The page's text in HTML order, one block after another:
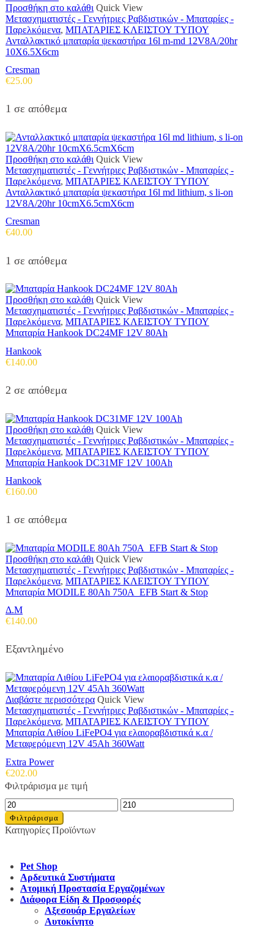
Προσθήκη στο καλάθι Quick View
Μετασχηματιστές - Γεννήτριες Ραβδιστικών - Μπαταρίες -
Παρελκόμενα, ΜΠΑΤΑΡΙΕΣ ΚΛΕΙΣΤΟΥ ΤΥΠΟΥ
Ανταλλακτικό μπαταρία ψεκαστήρα 16l m-md 12V8A/20hr
10X6.5X6cm
Cresman
€25.00
1 σε απόθεμα
Προσθήκη στο καλάθι Quick View
Μετασχηματιστές - Γεννήτριες Ραβδιστικών - Μπαταρίες -
Παρελκόμενα, ΜΠΑΤΑΡΙΕΣ ΚΛΕΙΣΤΟΥ ΤΥΠΟΥ
Ανταλλακτικό μπαταρία ψεκαστήρα 16l md lithium, s li-on
12V8A/20hr 10cmX6.5cmX6cm
Cresman
€40.00
1 σε απόθεμα
Προσθήκη στο καλάθι Quick View
Μετασχηματιστές - Γεννήτριες Ραβδιστικών - Μπαταρίες -
Παρελκόμενα, ΜΠΑΤΑΡΙΕΣ ΚΛΕΙΣΤΟΥ ΤΥΠΟΥ
Μπαταρία Hankook DC24MF 12V 80Ah
Hankook
€140.00
2 σε απόθεμα
Προσθήκη στο καλάθι Quick View
Μετασχηματιστές - Γεννήτριες Ραβδιστικών - Μπαταρίες -
Παρελκόμενα, ΜΠΑΤΑΡΙΕΣ ΚΛΕΙΣΤΟΥ ΤΥΠΟΥ
Μπαταρία Hankook DC31MF 12V 100Ah
Hankook
€160.00
1 σε απόθεμα
Προσθήκη στο καλάθι Quick View
Μετασχηματιστές - Γεννήτριες Ραβδιστικών - Μπαταρίες -
Παρελκόμενα, ΜΠΑΤΑΡΙΕΣ ΚΛΕΙΣΤΟΥ ΤΥΠΟΥ
Μπαταρία MODILE 80Ah 750A EFB Start & Stop
Δ.Μ
€140.00
Εξαντλημένο
Διαβάστε περισσότερα Quick View
Μετασχηματιστές - Γεννήτριες Ραβδιστικών - Μπαταρίες -
Παρελκόμενα, ΜΠΑΤΑΡΙΕΣ ΚΛΕΙΣΤΟΥ ΤΥΠΟΥ
Μπαταρία Λιθίου LiFePO4 για ελαιοραβδιστικά κ.α /
Μεταφερόμενη 12V 45Ah 360Watt
Extra Power
€202.00
Φιλτράρισμα με τιμή
Ελάχιστη
τιμή
Μέγιστη
τιμή
Φιλτράρισμα
Κατηγορίες Προϊόντων
Pet Shop
Αρδευτικά Συστήματα
Ατομική Προστασία Εργαζομένων
Διάφορα Είδη & Προσφορές
Αξεσουάρ Εργαλείων
Αυτοκίνητο